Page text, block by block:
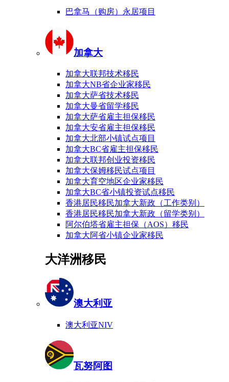
巴拿马（购房）永居项目
加拿大
加拿大联邦技术移民
加拿大NB省企业家移民
加拿大萨省技术移民
加拿大曼省留学移民
加拿大萨省雇主担保移民
加拿大安省雇主担保移民
加拿大北部小镇试点项目
加拿大BC省雇主担保移民
加拿大联邦创业投资移民
加拿大保姆移民试点项目
加拿大育空地区企业家移民
加拿大BC省小镇投资试点移民
香港居民移民加拿大新政（工作类别）
香港居民移民加拿大新政（留学类别）
阿尔伯塔省雇主担保（AOS）移民
加拿大阿省小镇企业家移民
大洋洲移民
澳大利亚
澳大利亚NIV
瓦努阿图